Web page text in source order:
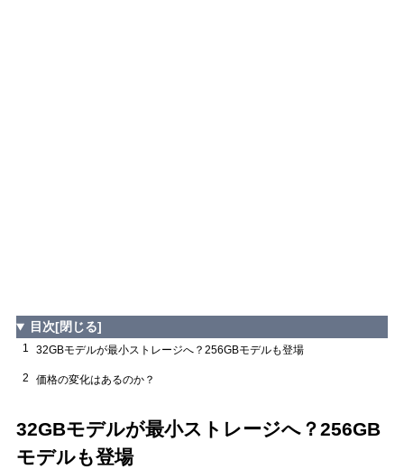
目次[閉じる]
1 32GBモデルが最小ストレージへ？256GBモデルも登場
2 価格の変化はあるのか？
32GBモデルが最小ストレージへ？256GB
モデルも登場